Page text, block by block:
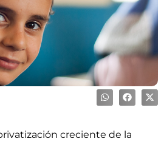
creciente de la